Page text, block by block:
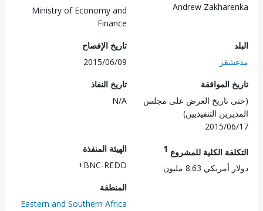
Andrew
Ministry of Economy and
تاريخ الإفصاح
2015/06/09
الموافقة
تاريخ العرض على مجلس
التنفيذيين)
2015/
تاريخ النفاذ
N/A
الكلية للمشروع1
8.63 مليون
الهيئة المنفذة
BNC-REDD+
Eastern and Southern Africa